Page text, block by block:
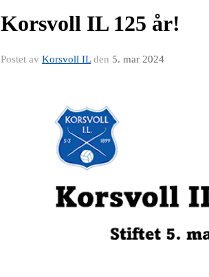
Korsvoll IL 125 år!
Postet av Korsvoll ILden 5. mar 2024